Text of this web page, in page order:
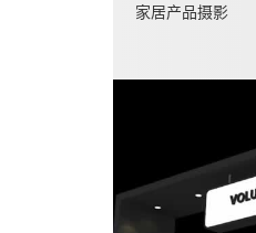
家居产品摄影